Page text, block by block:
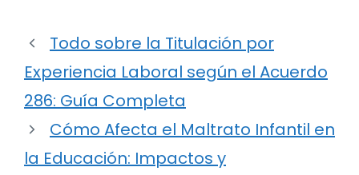
Todo sobre la Titulación por
Experiencia Laboral según el Acuerdo
286: Guía Completa
Cómo Afecta el Maltrato Infantil en
la Educación: Impactos y